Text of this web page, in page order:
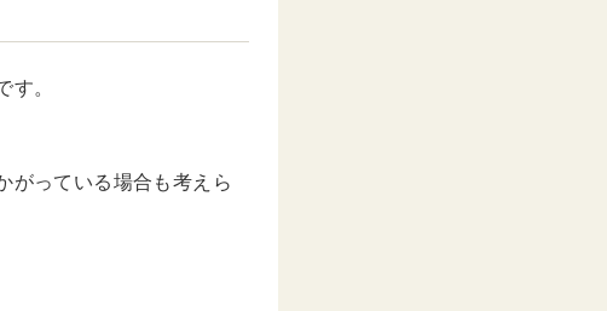
。
がっている場合も考えら